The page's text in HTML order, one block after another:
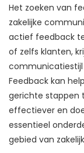
Het zoeken van
zakelijke
actief feedback
of zelfs klanten,
communicatiestijl
Feedback kan
gerichte stappen
effectiever en
essentieel
gebied van